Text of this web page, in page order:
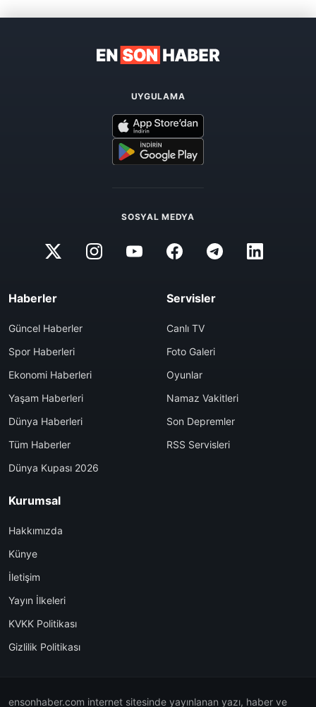
UYGULAMA
SOSYAL MEDYA
Haberler
Güncel Haberler
Spor Haberleri
Ekonomi Haberleri
Yaşam Haberleri
Dünya Haberleri
Tüm Haberler
Dünya Kupası 2026
Servisler
Canlı TV
Foto Galeri
Oyunlar
Namaz Vakitleri
Son Depremler
RSS Servisleri
Kurumsal
Hakkımızda
Künye
İletişim
Yayın İlkeleri
KVKK Politikası
Gizlilik Politikası
ensonhaber.com internet sitesinde yayınlanan yazı, haber ve